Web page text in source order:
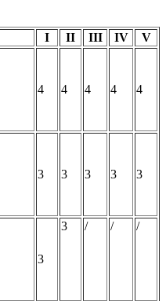
I II III IV
V
4 4 4 4 4
3 3 3 3 3
3
3 / / /